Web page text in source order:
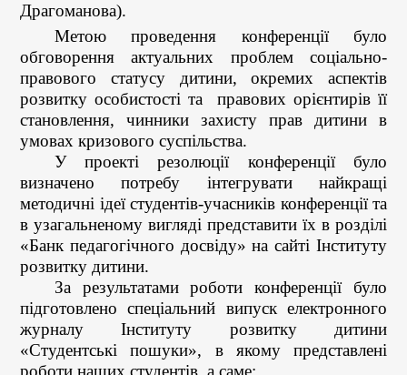
Драгоманова).
Метою проведення конференції було
обговорення актуальних проблем соціально-
правового статусу дитини, окремих аспектів
розвитку особистості та
правових орієнтирів її
становлення, чинники захисту прав дитини в
умовах кризового суспільства.
У проекті резолюції конференції було
визначено потребу інтегрувати найкращі
методичні ідеї студентів-учасників конференції та
в узагальненому вигляді представити їх в розділі
«Банк педагогічного досвіду» на сайті Інституту
розвитку дитини.
За результатами роботи конференції було
підготовлено спеціальний випуск електронного
журналу Інституту розвитку дитини
«Студентські пошуки», в якому представлені
роботи наших студентів, а саме: